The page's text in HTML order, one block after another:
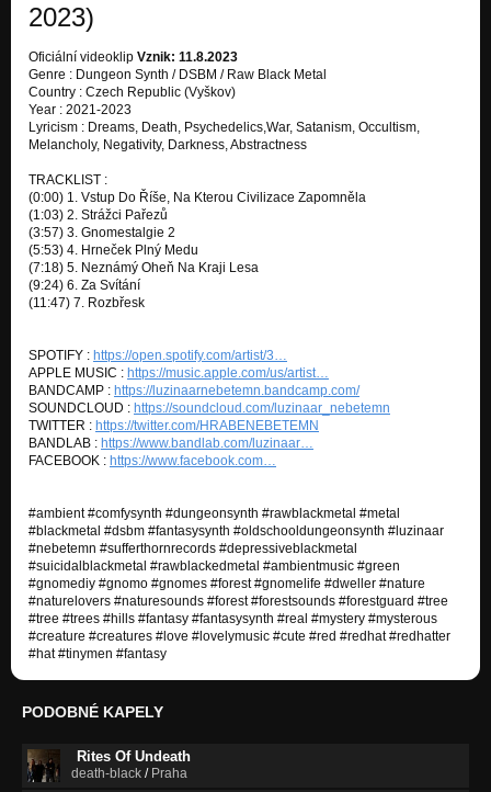
2023)
Oficiální videoklip Vznik: 11.8.2023
Genre : Dungeon Synth / DSBM / Raw Black Metal
Country : Czech Republic (Vyškov)
Year : 2021-2023
Lyricism : Dreams, Death, Psychedelics,War, Satanism, Occultism,
Melancholy, Negativity, Darkness, Abstractness
TRACKLIST :
(0:00) 1. Vstup Do Říše, Na Kterou Civilizace Zapomněla
(1:03) 2. Strážci Pařezů
(3:57) 3. Gnomestalgie 2
(5:53) 4. Hrneček Plný Medu
(7:18) 5. Neznámý Oheň Na Kraji Lesa
(9:24) 6. Za Svítání
(11:47) 7. Rozbřesk
SPOTIFY : https://open.spotify.com/artist/3…
APPLE MUSIC : https://music.apple.com/us/artist…
BANDCAMP : https://luzinaarnebetemn.bandcamp.com/
SOUNDCLOUD : https://soundcloud.com/luzinaar_nebetemn
TWITTER : https://twitter.com/HRABENEBETEMN
BANDLAB : https://www.bandlab.com/luzinaar…
FACEBOOK : https://www.facebook.com…
#ambient #comfysynth #dungeonsynth #rawblackmetal #metal
#blackmetal #dsbm #fantasysynth #oldschooldungeonsynth #luzinaar
#nebetemn #sufferthornrecords #depressiveblackmetal
#suicidalblackmetal #rawblackedmetal #ambientmusic #green
#gnomediy #gnomo #gnomes #forest #gnomelife #dweller #nature
#naturelovers #naturesounds #forest #forestsounds #forestguard #tree
#tree #trees #hills #fantasy #fantasysynth #real #mystery #mysterous
#creature #creatures #love #lovelymusic #cute #red #redhat #redhatter
#hat #tinymen #fantasy
PODOBNÉ KAPELY
Rites Of Undeath
death-black / Praha